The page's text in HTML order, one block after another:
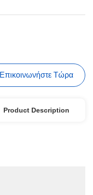
Επικοινωνήστε Τώρα
Product Description